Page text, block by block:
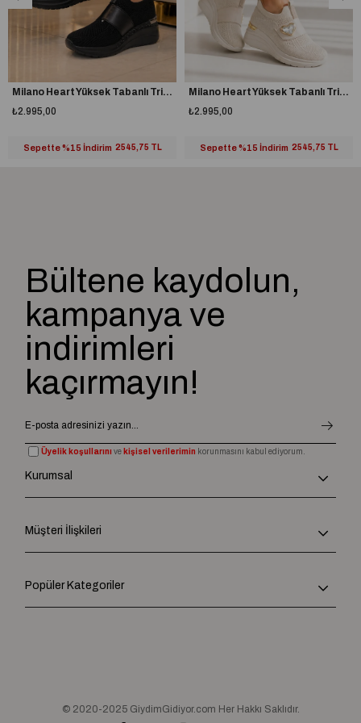
4. Malzeme ve Dayanıklılık
• Şık ve modern görünümleriyle günlük kombinlere kolayca uyum
• Kadınlar için daha yaygın olsa da erkek modelleri de mevcuttur.
Milano Heart Yüksek Tabanlı Triko Spor Ayakkabı Siyah
₺2.995,00
Sepette %15 İndirim 2545,75 TL
Milano Heart Yüksek Tabanlı Triko Spor Ayakkabı Bej
₺2.995,00
Sepette %15 İndirim 2545,75 TL
Bültene kaydolun,
kampanya ve
indirimleri
kaçırmayın!
Üyelik koşullarını ve kişisel verilerimin korunmasını kabul ediyorum.
Kurumsal
Müşteri İlişkileri
Popüler Kategoriler
© 2020-2025 GiydimGidiyor.com Her Hakkı Saklıdır.